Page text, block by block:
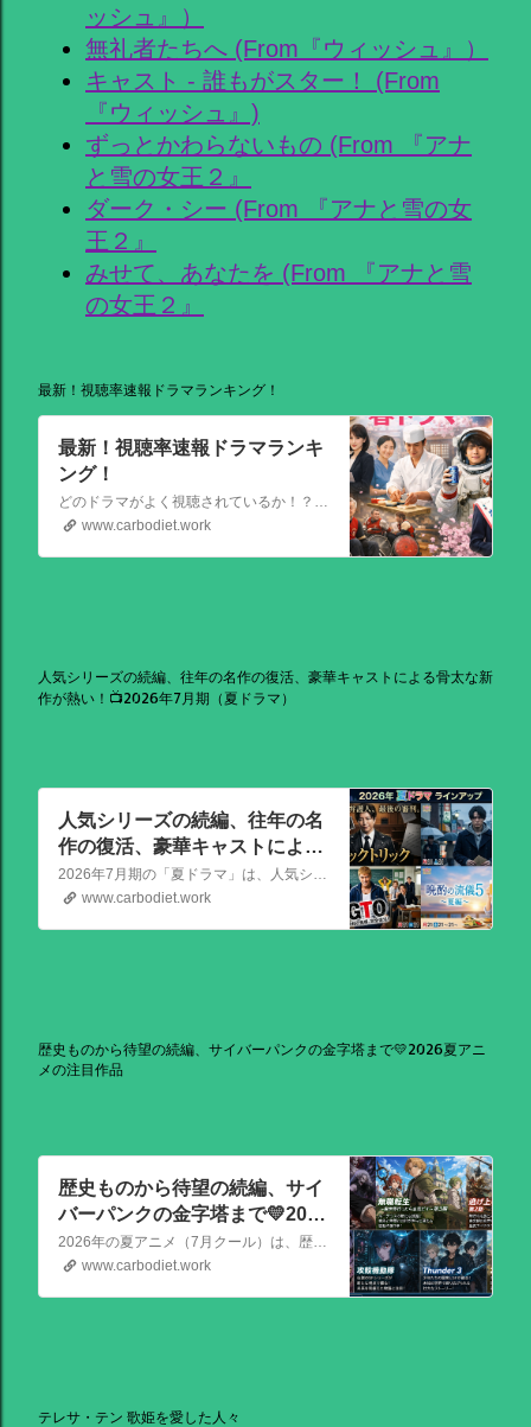
ッシュ』）
無礼者たちへ (From『ウィッシュ』）
キャスト - 誰もがスター！ (From
『ウィッシュ』)
ずっとかわらないもの (From 『アナ
と雪の女王２』
ダーク・シー (From 『アナと雪の女
王２』
みせて、あなたを (From 『アナと雪
の女王２』
最新！視聴率速報ドラマランキング！
最新！視聴率速報ドラマランキ
ング！
どのドラマがよく視聴されているか！？視聴率速報ドラマランキングを大公開！相棒強し！日曜劇場強し！
www.carbodiet.work
人気シリーズの続編、往年の名作の復活、豪華キャストによる骨太な新
作が熱い！📺2026年7月期（夏ドラマ）
人気シリーズの続編、往年の名
作の復活、豪華キャストによる
骨太な新作が熱い！📺2026年7
月期（夏ドラマ）
2026年7月期の「夏ドラマ」は、人気シリーズの続編から、往年の名作の復活、豪華キャストによる骨太な新作まで、かなり熱いラインアップが出そろっています！
www.carbodiet.work
歴史ものから待望の続編、サイバーパンクの金字塔まで💛2026夏アニ
メの注目作品
歴史ものから待望の続編、サイ
バーパンクの金字塔まで💛2026
夏アニメの注目作品
2026年の夏アニメ（7月クール）は、歴史ものから待望の続編、サイバーパンクの金字塔まで、かなり見ごたえのある強力なラインナップが揃っています！ その中でも特に注目を集めている話題作を、いくつか厳選してご紹介します。
www.carbodiet.work
テレサ・テン 歌姫を愛した人々